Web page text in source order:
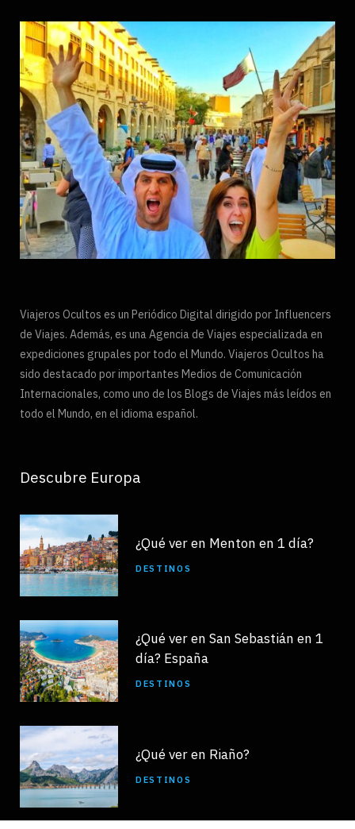
Viajeros Ocultos es un Periódico Digital dirigido por Influencers
de Viajes. Además, es una Agencia de Viajes especializada en
expediciones grupales por todo el Mundo. Viajeros Ocultos ha
sido destacado por importantes Medios de Comunicación
Internacionales, como uno de los Blogs de Viajes más leídos en
todo el Mundo, en el idioma español.
Descubre Europa
¿Qué ver en Menton en 1 día?
DESTINOS
¿Qué ver en San Sebastián en 1
día? España
DESTINOS
¿Qué ver en Riaño?
DESTINOS